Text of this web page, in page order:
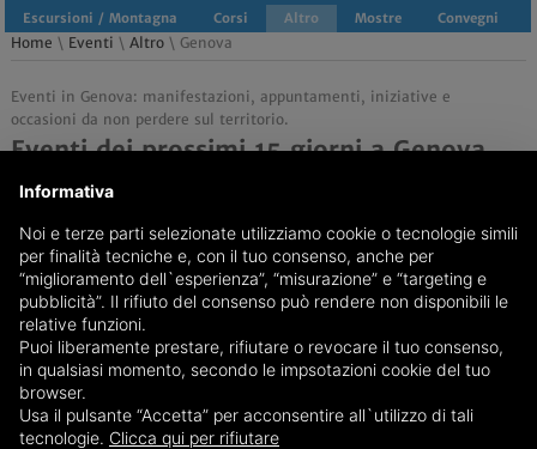
Escursioni / Montagna
Corsi Altro Mostre Convegni
Home \ Eventi \ Altro\ Genova
Eventi in Genova: manifestazioni, appuntamenti, iniziative e
occasioni da non perdere sul territorio.
Eventi dei prossimi 15 giorni a Genova
Nessun Evento presente.
REDAZIONE
Informativa
Noi e terze parti selezionate utilizziamo cookie o tecnologie simili
per finalità tecniche e, con il tuo consenso, anche per
“miglioramento dell`esperienza”, “misurazione” e “targeting e
pubblicità”. Il rifiuto del consenso può rendere non disponibili le
relative funzioni.
Puoi liberamente prestare, rifiutare o revocare il tuo consenso,
in qualsiasi momento, secondo le impsotazioni cookie del tuo
browser.
Usa il pulsante “Accetta” per acconsentire all`utilizzo di tali
tecnologie. Clicca qui per rifiutare